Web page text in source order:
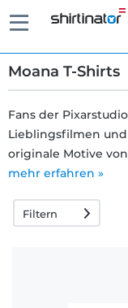
Moana T-Shirts
Schnelle
Lieferung
30 Tage
Fans der
Lieblingsfilmen
originale Motive
mehr erfahren »
Filtern